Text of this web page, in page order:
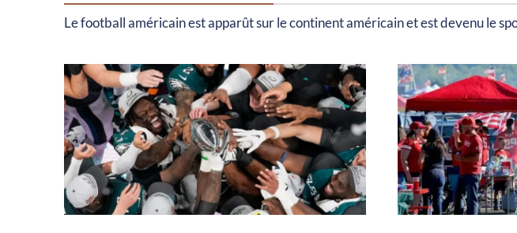
américain,
blog
Le football américain est apparût sur le continent américain et est devenu le